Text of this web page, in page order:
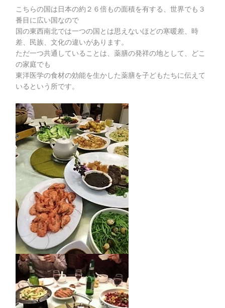
こちらの国は日本の約２６倍もの面積を有する、世界でも３
番目に広い国なので
国の東西南北では一つの国とは思えないほどの寒暖差、時
差、民族、文化の違いがあります。
ただ一つ共通していることは、薬膳の発祥の地として、どこ
の家庭でも
東洋医学の食材の効能を生かした薬膳を子どもたちに伝えて
いるという所です。